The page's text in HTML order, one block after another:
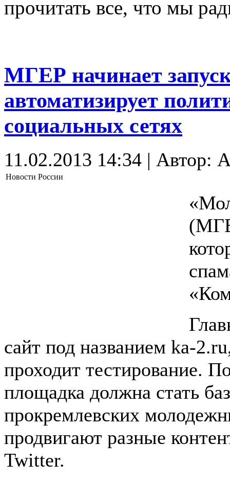
прочитать все, что мы
МГЕР начинает
автоматизирует
социальных сетях
11.02.2013 14:34 | Автор:
Новости России
сайт под названием ka-
проходит тестирование.
площадка должна стать
прокремлевских
продвигают разные
Twitter.